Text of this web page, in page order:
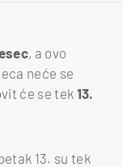
, a ovo
neće se
će se tek 13.
13. su tek